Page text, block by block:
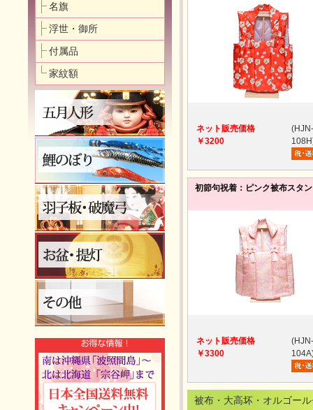
ネット販売価格
￥3200
(HJN-
初節句祝着：ピンク被布スタ
ネット販売価格
￥3300
(HJN-
被布・大高坏・オルゴー
名旗
浮世・御所
付属品
家紋額